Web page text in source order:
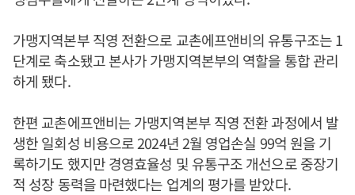
가맹지역본부 직영 전환으로 교촌에프앤비의 유통구조는 1
단계로 축소됐고 본사가 가맹지역본부의 역할을 통합 관리
하게 됐다.
한편 교촌에프앤비는 가맹지역본부 직영 전환 과정에서 발
생한 일회성 비용으로 2024년 2월 영업손실 99억 원을 기
록하기도 했지만 경영효율성 및 유통구조 개선으로 중장기
적 성장 동력을 마련했다는 업계의 평가를 받았다.